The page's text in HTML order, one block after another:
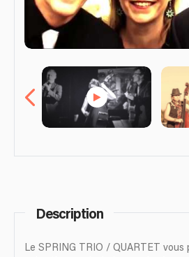
Description
Le SPRING TRIO / QUARTET vous